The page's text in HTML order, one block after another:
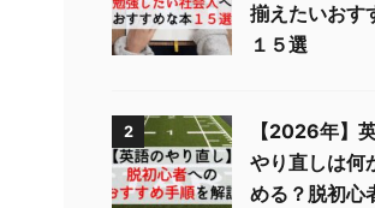
揃えたいおす
１５選
2
【2026年】
やり直しは何
める？脱初心